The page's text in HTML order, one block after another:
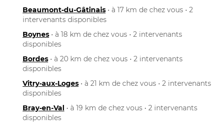
Beaumont-du-Gâtinais • à 17 km de chez vous • 2
intervenants disponibles
Boynes • à 18 km de chez vous • 2 intervenants
disponibles
Bordes • à 20 km de chez vous • 2 intervenants
disponibles
Vitry-aux-Loges • à 21 km de chez vous • 2 intervenants
disponibles
Bray-en-Val • à 19 km de chez vous • 2 intervenants
disponibles